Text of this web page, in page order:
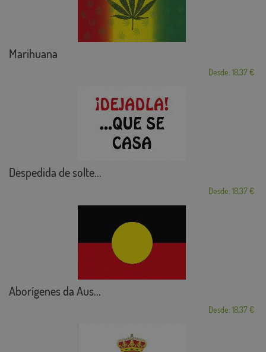
Marihuana
Desde: 18,37 €
Despedida de solte...
Desde: 18,37 €
Aborígenes da Aus...
Desde: 18,37 €